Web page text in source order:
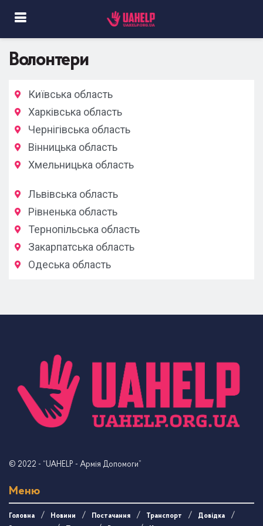
Волонтери
Київська область
Харківська область
Чернігівська область
Вінницька область
Хмельницька область
Львівська область
Рівненька область
Тернопільська область
Закарпатська область
Одеська область
© 2022 - “UAHELP - Армія Допомоги”
Меню
Головна Новини Постачання Транспорт
Довідка